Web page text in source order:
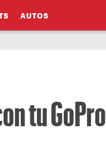
AUTOS
tu GoPro